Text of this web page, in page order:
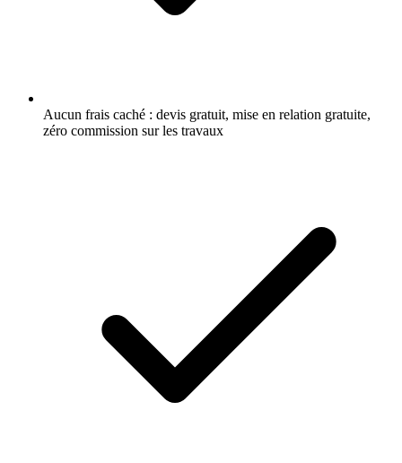
Aucun frais caché : devis gratuit, mise en relation gratuite,
zéro commission sur les travaux